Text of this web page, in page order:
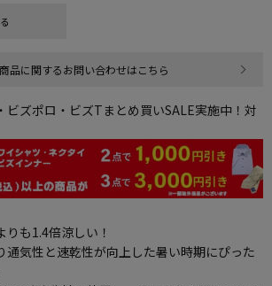
品に関するお問い合わせはこちら
ズポロ・ビズTまとめ買いSALE実施中！対
も1.4倍涼しい！
通気性と速乾性が向上した暑い時期にぴった